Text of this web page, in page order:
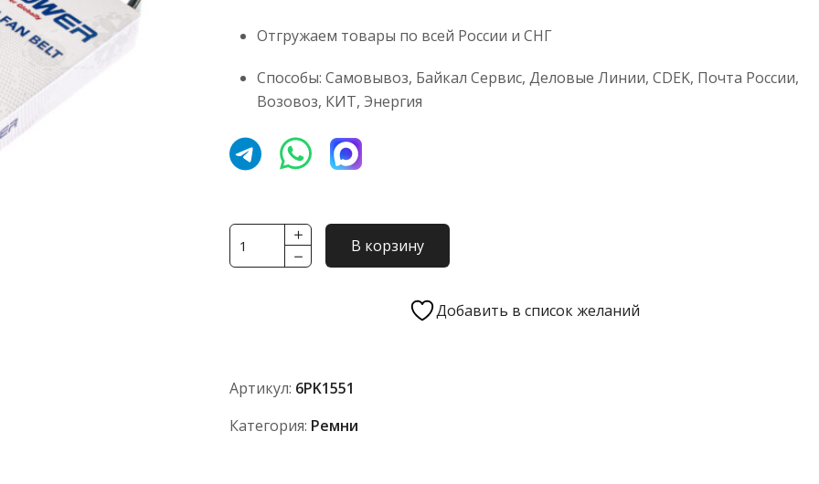
Отгружаем товары по всей России и СНГ
Способы: Самовывоз, Байкал Сервис, Деловые Линии, CDEK, Почта России,
Возовоз, КИТ, Энергия
Количество
товара
В корзину
Добавить в список желаний
Артикул: 6PK1551
Категория: Ремни